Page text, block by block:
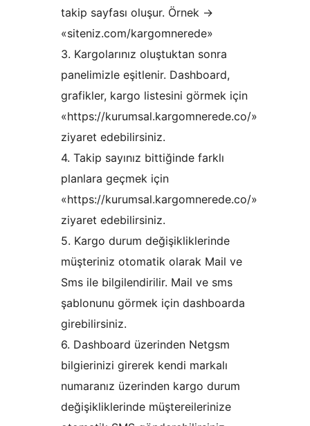
takip sayfası oluşur. Örnek ->
«siteniz.com/kargomnerede»
3. Kargolarınız oluştuktan sonra
panelimizle eşitlenir. Dashboard,
grafikler, kargo listesini görmek için
«https://kurumsal.kargomnerede.co/»
ziyaret edebilirsiniz.
4. Takip sayınız bittiğinde farklı
planlara geçmek için
«https://kurumsal.kargomnerede.co/»
ziyaret edebilirsiniz.
5. Kargo durum değişikliklerinde
müşteriniz otomatik olarak Mail ve
Sms ile bilgilendirilir. Mail ve sms
şablonunu görmek için dashboarda
girebilirsiniz.
6. Dashboard üzerinden Netgsm
bilgierinizi girerek kendi markalı
numaranız üzerinden kargo durum
değişikliklerinde müştereilerinize